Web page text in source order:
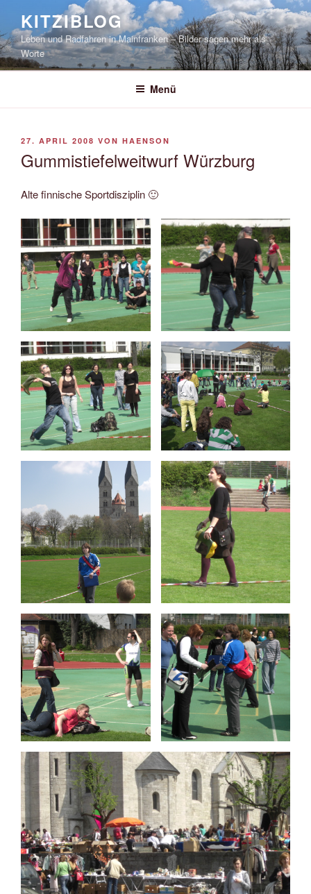
springen
KITZIBLOG
Leben und Radfahren in Mainfranken – Bilder sagen mehr als
Worte
Menü
VERÖFFENTLICHT
27. APRIL 2008 VON HAENSON
Gummistiefelweitwurf Würzburg
Alte finnische Sportdisziplin 🙂